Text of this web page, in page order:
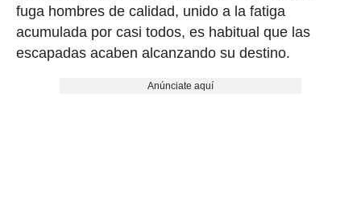
fuga hombres de calidad, unido a la fatiga
acumulada por casi todos, es habitual que las
escapadas acaben alcanzando su destino.
Anúnciate aquí